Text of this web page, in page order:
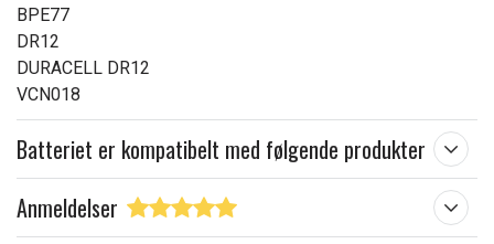
BPE77
DR12
DURACELL DR12
VCN018
Batteriet er kompatibelt med følgende produkter
Anmeldelser